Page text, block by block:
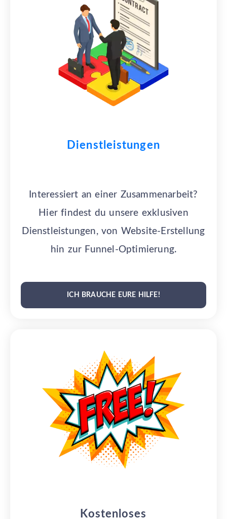
Dienstleistungen
Interessiert an einer Zusammenarbeit?
Hier findest du unsere exklusiven
Dienstleistungen, von Website-Erstellung
hin zur Funnel-Optimierung.
ICH BRAUCHE EURE HILFE!
Kostenloses